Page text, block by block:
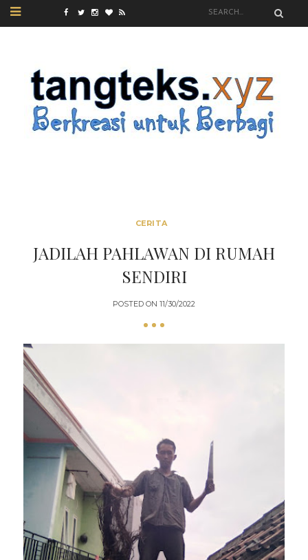
CERITA
JADILAH PAHLAWAN DI RUMAH
SENDIRI
POSTED ON 11/30/2022